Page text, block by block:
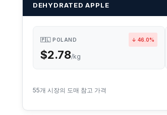
DEHYDRATED APPLE
🇵🇱 POLAND ↓ 46.0%
$2.78/kg
55개 시장의 도매 참고 가격